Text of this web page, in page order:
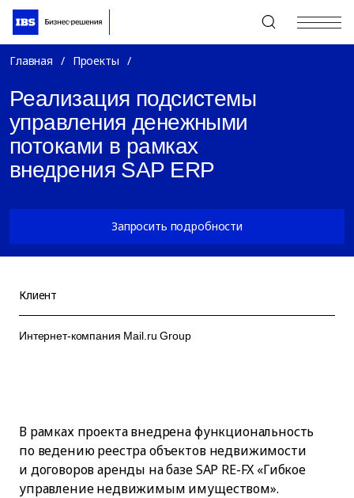
+7 (495) 967-80-80
Главная / Проекты /
Реализация подсистемы
управления денежными
потоками в рамках
внедрения SAP ERP
Запросить подробности
Клиент
Интернет-компания Mail.ru Group
В рамках проекта внедрена функциональность
по ведению реестра объектов недвижимости
и договоров аренды на базе SAP RE-FX «Гибкое
управление недвижимым имуществом».